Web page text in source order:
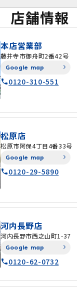
店舗情報
本店営業部
藤井寺市御舟町2番42号
Google map
0120-310-551
松原店
松原市阿保4丁目4番33号
Google map
0120-29-5890
河内長野店
河内長野市西之山町1-37
Google map
0120-62-0732